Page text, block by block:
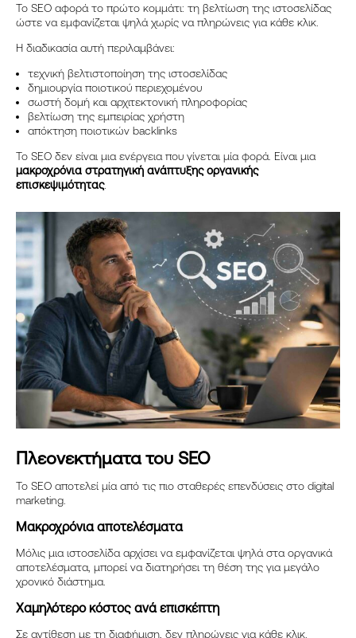
ΑΡΧΙΚΉ
ΥΠΗΡΕΣΊΕΣ
MARKETING
BRANDING
ΠΩΛΉΣΕΙΣ
ΚΑΤΑΣΚΕΥΉ ΙΣΤΟΣΕΛΊΔΩΝ
PERFORMANCE MARKETING
ΕΤΑΙΡΙΚΈΣ ΠΑΡΟΥΣΙΆΣΕΙΣ
ΠΕΛΆΤΕΣ
PORTFOLIO
BLOG
ΕΠΙΚΟΙΝΩΝΊΑ
EN
Το SEO αφορά το πρώτο κομμάτι: τη βελτίωση της ιστοσελίδας
ώστε να εμφανίζεται ψηλά χωρίς να πληρώνεις για κάθε κλικ.
Η διαδικασία αυτή περιλαμβάνει:
τεχνική βελτιστοποίηση της ιστοσελίδας
δημιουργία ποιοτικού περιεχομένου
σωστή δομή και αρχιτεκτονική πληροφορίας
βελτίωση της εμπειρίας χρήστη
απόκτηση ποιοτικών backlinks
Το SEO δεν είναι μια ενέργεια που γίνεται μία φορά. Είναι μια
μακροχρόνια στρατηγική ανάπτυξης οργανικής
επισκεψιμότητας.
Πλεονεκτήματα του SEO
Το SEO αποτελεί μία από τις πιο σταθερές επενδύσεις στο digital
marketing.
Μακροχρόνια αποτελέσματα
Μόλις μια ιστοσελίδα αρχίσει να εμφανίζεται ψηλά στα οργανικά
αποτελέσματα, μπορεί να διατηρήσει τη θέση της για μεγάλο
χρονικό διάστημα.
Χαμηλότερο κόστος ανά επισκέπτη
Σε αντίθεση με τη διαφήμιση, δεν πληρώνεις για κάθε κλικ.